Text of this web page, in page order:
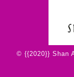
© {{2020}} Shan